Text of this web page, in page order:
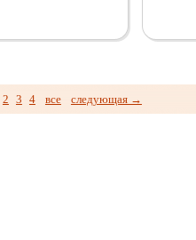
2 3 4 все следующая →